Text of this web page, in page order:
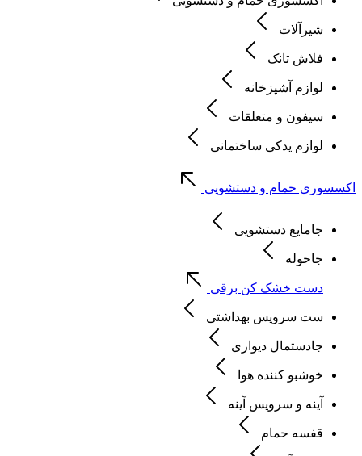
شیرآلات
فلاش تانک
لوازم آشپزخانه
سیفون و متعلقات
لوازم یدکی ساختمانی
اکسسوری حمام و دستشویی
جامایع دستشویی
جاحوله
دست خشک کن برقی
ست سرویس بهداشتی
جادستمال دیواری
خوشبو کننده هوا
آینه و سرویس آینه
قفسه حمام